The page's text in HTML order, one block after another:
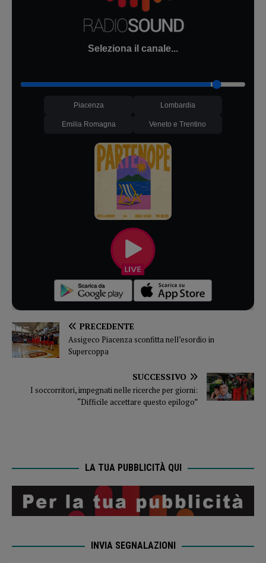
Seleziona il canale...
Piacenza Lombardia
Emilia Romagna Veneto e Trentino
PRECEDENTE
Assigeco Piacenza sconfitta nell’esordio in
Supercoppa
SUCCESSIVO
I soccorritori, impegnati nelle ricerche per giorni:
“Difficile accettare questo epilogo”
LA TUA PUBBLICITÀ QUI
INVIA SEGNALAZIONI